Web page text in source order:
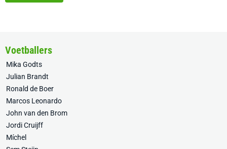
Voetballers
Mika Godts
Julian Brandt
Ronald de Boer
Marcos Leonardo
John van den Brom
Jordi Cruijff
Míchel